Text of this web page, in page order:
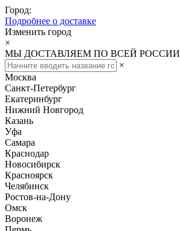
Город:
Подробнее о доставке
Изменить город
×
МЫ ДОСТАВЛЯЕМ ПО ВСЕЙ РОССИИ
×
Москва
Санкт-Петербург
Екатеринбург
Нижний Новгород
Казань
Уфа
Самара
Краснодар
Новосибирск
Красноярск
Челябинск
Ростов-на-Дону
Омск
Воронеж